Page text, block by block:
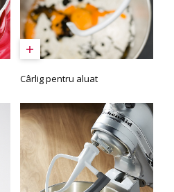
Cârlig pentru aluat